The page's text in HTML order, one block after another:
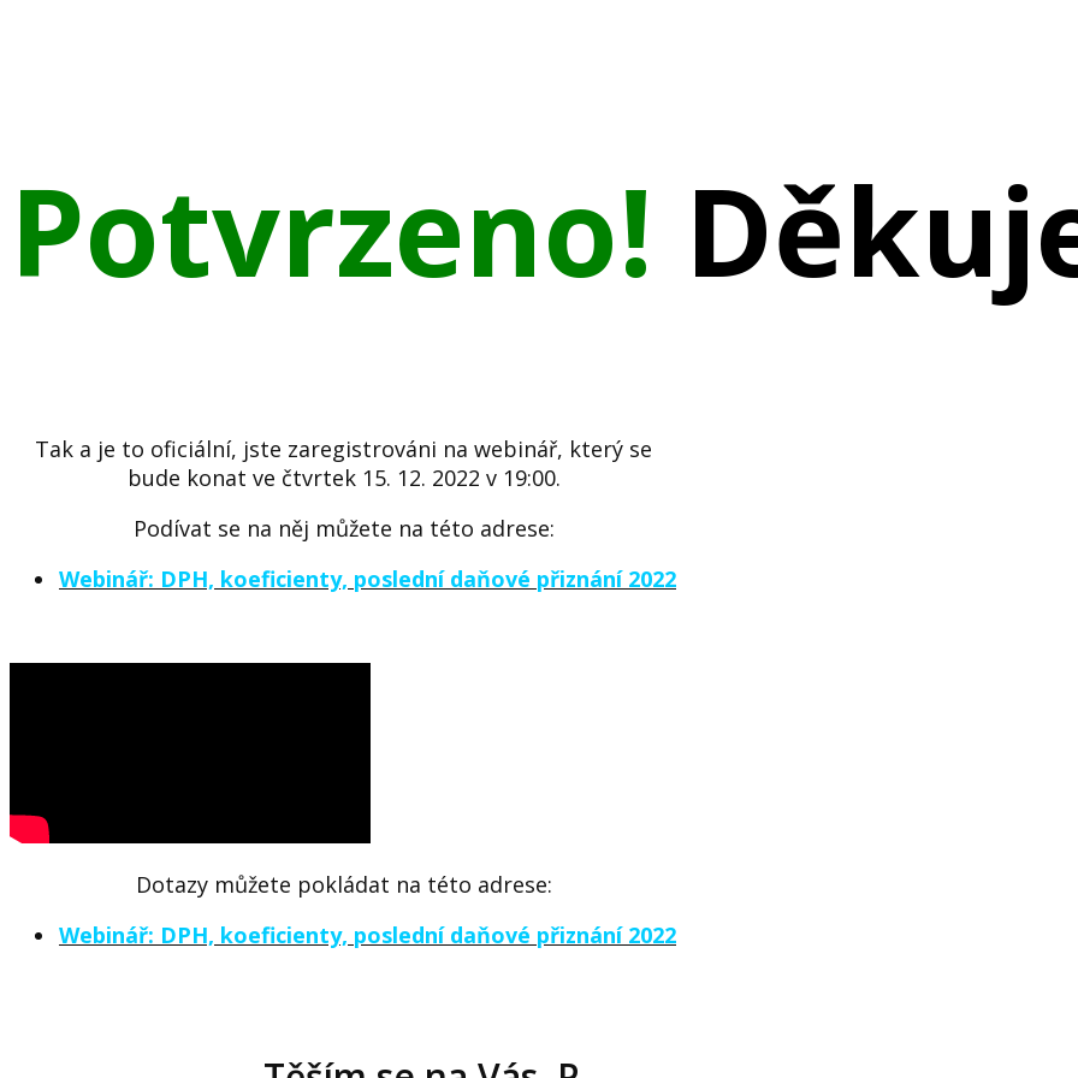
Potvrzeno!
Tak a je to oficiální, jste zaregistrováni na webinář, který se
bude konat ve čtvrtek 15. 12. 2022 v 19:00.
Podívat se na něj můžete na této adrese:
Webinář: DPH, koeficienty, poslední daňové přiznání 2022
Dotazy můžete pokládat na této adrese:
Webinář: DPH, koeficienty, poslední daňové přiznání 2022